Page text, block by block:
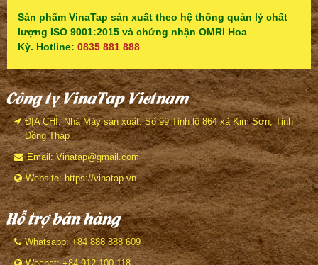
Sản phẩm VinaTap sản xuất theo hệ thống quản lý chất
lượng ISO 9001:2015 và chứng nhận OMRI Hoa
Kỳ. Hotline: 0835 881 888
Công ty VinaTap Vietnam
ĐỊA CHỈ: Nhà Máy sản xuất: Số 99 Tỉnh lộ 864 xã Kim Sơn, Tỉnh
Đồng Tháp
Email: Vinatap@gmail.com
Website: https://vinatap.vn
Hỗ trợ bán hàng
Whatsapp: +84 888 888 609